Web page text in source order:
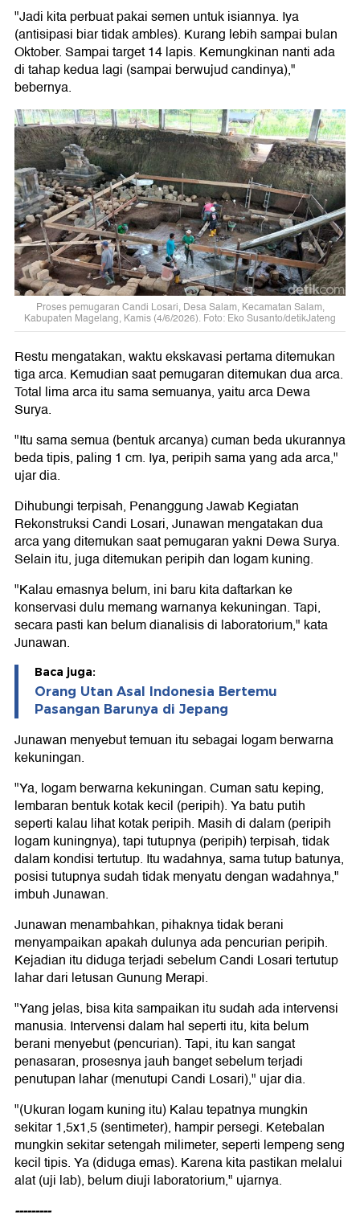
"Jadi kita perbuat pakai semen untuk isiannya. Iya
(antisipasi biar tidak ambles). Kurang lebih sampai bulan
Oktober. Sampai target 14 lapis. Kemungkinan nanti ada
di tahap kedua lagi (sampai berwujud candinya),"
bebernya.
Proses pemugaran Candi Losari, Desa Salam, Kecamatan Salam,
Kabupaten Magelang, Kamis (4/6/2026). Foto: Eko Susanto/detikJateng
Restu mengatakan, waktu ekskavasi pertama ditemukan
tiga arca. Kemudian saat pemugaran ditemukan dua arca.
Total lima arca itu sama semuanya, yaitu arca Dewa
Surya.
"Itu sama semua (bentuk arcanya) cuman beda ukurannya
beda tipis, paling 1 cm. Iya, peripih sama yang ada arca,"
ujar dia.
Dihubungi terpisah, Penanggung Jawab Kegiatan
Rekonstruksi Candi Losari, Junawan mengatakan dua
arca yang ditemukan saat pemugaran yakni Dewa Surya.
Selain itu, juga ditemukan peripih dan logam kuning.
"Kalau emasnya belum, ini baru kita daftarkan ke
konservasi dulu memang warnanya kekuningan. Tapi,
secara pasti kan belum dianalisis di laboratorium," kata
Junawan.
Baca juga:
Orang Utan Asal Indonesia Bertemu
Pasangan Barunya di Jepang
Junawan menyebut temuan itu sebagai logam berwarna
kekuningan.
"Ya, logam berwarna kekuningan. Cuman satu keping,
lembaran bentuk kotak kecil (peripih). Ya batu putih
seperti kalau lihat kotak peripih. Masih di dalam (peripih
logam kuningnya), tapi tutupnya (peripih) terpisah, tidak
dalam kondisi tertutup. Itu wadahnya, sama tutup batunya,
posisi tutupnya sudah tidak menyatu dengan wadahnya,"
imbuh Junawan.
Junawan menambahkan, pihaknya tidak berani
menyampaikan apakah dulunya ada pencurian peripih.
Kejadian itu diduga terjadi sebelum Candi Losari tertutup
lahar dari letusan Gunung Merapi.
"Yang jelas, bisa kita sampaikan itu sudah ada intervensi
manusia. Intervensi dalam hal seperti itu, kita belum
berani menyebut (pencurian). Tapi, itu kan sangat
penasaran, prosesnya jauh banget sebelum terjadi
penutupan lahar (menutupi Candi Losari)," ujar dia.
"(Ukuran logam kuning itu) Kalau tepatnya mungkin
sekitar 1,5x1,5 (sentimeter), hampir persegi. Ketebalan
mungkin sekitar setengah milimeter, seperti lempeng seng
kecil tipis. Ya (diduga emas). Karena kita pastikan melalui
alat (uji lab), belum diuji laboratorium," ujarnya.
---------